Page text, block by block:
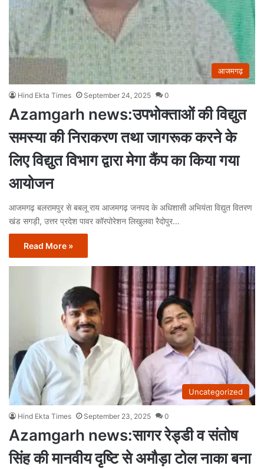
आजमगढ़
Hind Ekta Times September 24, 2025 0
Azamgarh news:उपभोक्ताओं की विद्युत
समस्या की निराकरण तथा जागरूक करने के
लिए विद्युत विभाग द्वारा मेगा कैंप का किया गया
आयोजन
आजमगढ़ बलरामपुर से बबलू राय आजमगढ़ जनपद के अधिशासी अभियंता विद्युत वितरण
खंड सगड़ी, उत्तर प्रदेश पावर कॉरपोरेशन लिखुलवा रैदोपुर…
Read More »
Uncategorized
Hind Ekta Times September 23, 2025 0
Azamgarh news:सागर रेड्डी व संतोष
सिंह की मानवीय दृष्टि से अमौड़ा टोल नाका बना